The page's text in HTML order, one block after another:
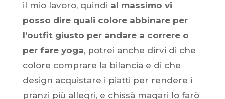
il mio lavoro, quindi al massimo vi
posso dire quali colore abbinare per
l’outfit giusto per andare a correre o
per fare yoga, potrei anche dirvi di che
colore comprare la bilancia e di che
design acquistare i piatti per rendere i
pranzi più allegri, e chissà magari lo farò